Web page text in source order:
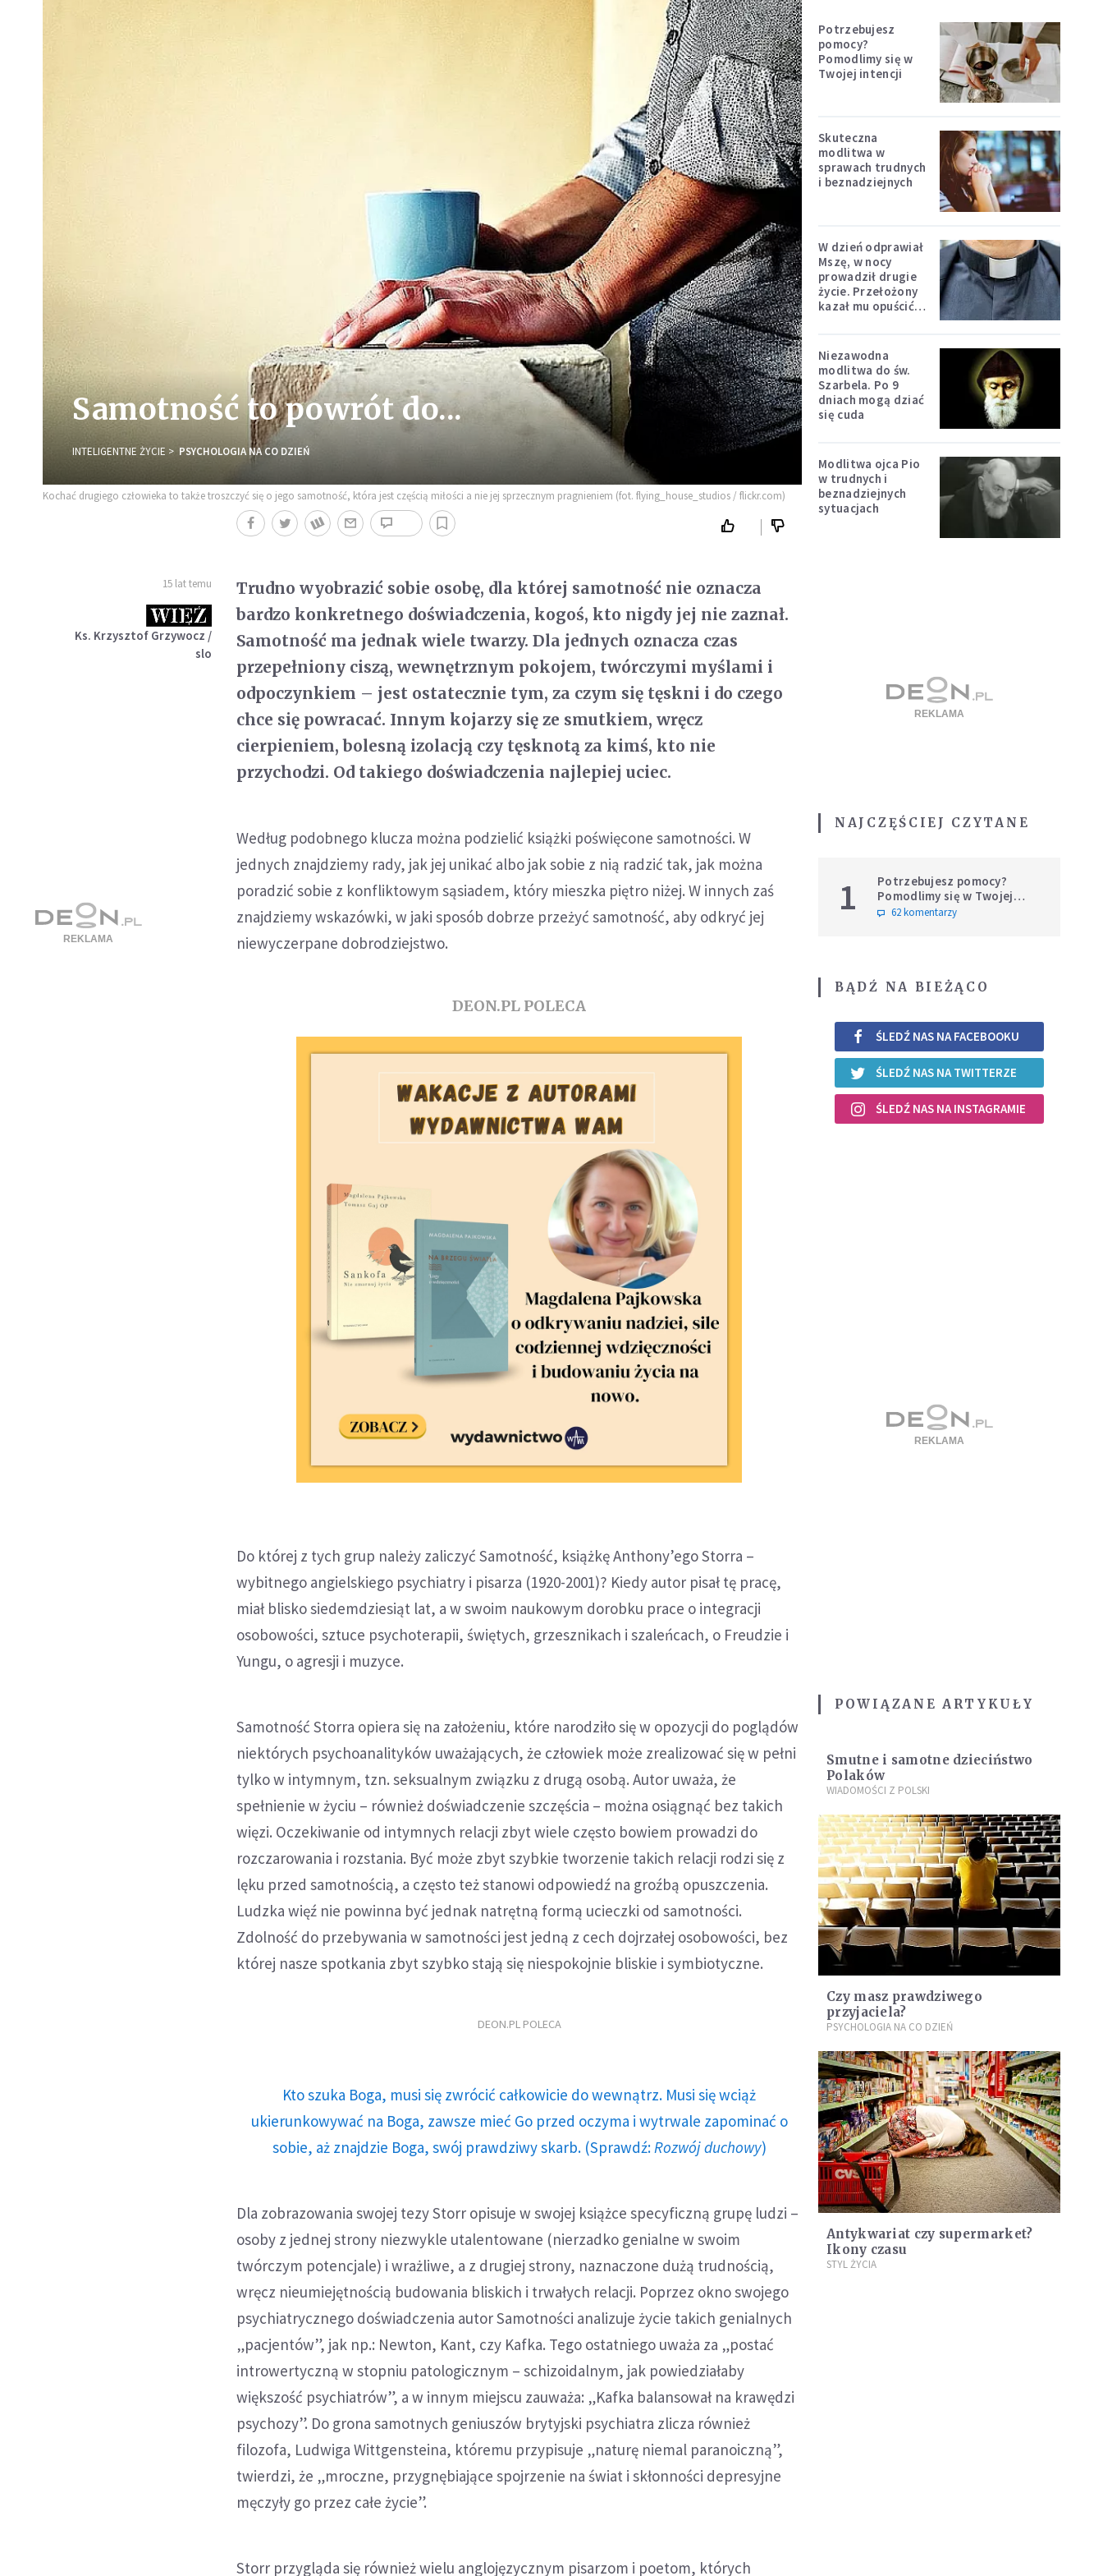
Samotność to powrót do...
INTELIGENTNE ŻYCIE PSYCHOLOGIA NA CO DZIEŃ
Kochać drugiego człowieka to także troszczyć się o jego samotność, która jest częścią miłości a nie jej sprzecznym pragnieniem (fot. flying_house_studios / flickr.com)
15 lat temu
Ks. Krzysztof Grzywocz /
slo
Trudno wyobrazić sobie osobę, dla której samotność nie oznacza
bardzo konkretnego doświadczenia, kogoś, kto nigdy jej nie zaznał.
Samotność ma jednak wiele twarzy. Dla jednych oznacza czas
przepełniony ciszą, wewnętrznym pokojem, twórczymi myślami i
odpoczynkiem – jest ostatecznie tym, za czym się tęskni i do czego
chce się powracać. Innym kojarzy się ze smutkiem, wręcz
cierpieniem, bolesną izolacją czy tęsknotą za kimś, kto nie
przychodzi. Od takiego doświadczenia najlepiej uciec.
Według podobnego klucza można podzielić książki poświęcone samotności. W
jednych znajdziemy rady, jak jej unikać albo jak sobie z nią radzić tak, jak można
poradzić sobie z konfliktowym sąsiadem, który mieszka piętro niżej. W innych zaś
znajdziemy wskazówki, w jaki sposób dobrze przeżyć samotność, aby odkryć jej
niewyczerpane dobrodziejstwo.
DEON.PL POLECA
Do której z tych grup należy zaliczyć Samotność, książkę Anthony’ego Storra –
wybitnego angielskiego psychiatry i pisarza (1920-2001)? Kiedy autor pisał tę pracę,
miał blisko siedemdziesiąt lat, a w swoim naukowym dorobku prace o integracji
osobowości, sztuce psychoterapii, świętych, grzesznikach i szaleńcach, o Freudzie i
Yungu, o agresji i muzyce.
Samotność Storra opiera się na założeniu, które narodziło się w opozycji do poglądów
niektórych psychoanalityków uważających, że człowiek może zrealizować się w pełni
tylko w intymnym, tzn. seksualnym związku z drugą osobą. Autor uważa, że
spełnienie w życiu – również doświadczenie szczęścia – można osiągnąć bez takich
więzi. Oczekiwanie od intymnych relacji zbyt wiele często bowiem prowadzi do
rozczarowania i rozstania. Być może zbyt szybkie tworzenie takich relacji rodzi się z
lęku przed samotnością, a często też stanowi odpowiedź na groźbą opuszczenia.
Ludzka więź nie powinna być jednak natrętną formą ucieczki od samotności.
Zdolność do przebywania w samotności jest jedną z cech dojrzałej osobowości, bez
której nasze spotkania zbyt szybko stają się niespokojnie bliskie i symbiotyczne.
DEON.PL POLECA
Kto szuka Boga, musi się zwrócić całkowicie do wewnątrz. Musi się wciąż
ukierunkowywać na Boga, zawsze mieć Go przed oczyma i wytrwale zapominać o
sobie, aż znajdzie Boga, swój prawdziwy skarb. (Sprawdź: Rozwój duchowy)
Dla zobrazowania swojej tezy Storr opisuje w swojej książce specyficzną grupę ludzi –
osoby z jednej strony niezwykle utalentowane (nierzadko genialne w swoim
twórczym potencjale) i wrażliwe, a z drugiej strony, naznaczone dużą trudnością,
wręcz nieumiejętnością budowania bliskich i trwałych relacji. Poprzez okno swojego
psychiatrycznego doświadczenia autor Samotności analizuje życie takich genialnych
„pacjentów”, jak np.: Newton, Kant, czy Kafka. Tego ostatniego uważa za „postać
introwertyczną w stopniu patologicznym – schizoidalnym, jak powiedziałaby
większość psychiatrów”, a w innym miejscu zauważa: „Kafka balansował na krawędzi
psychozy”. Do grona samotnych geniuszów brytyjski psychiatra zlicza również
filozofa, Ludwiga Wittgensteina, któremu przypisuje „naturę niemal paranoiczną”,
twierdzi, że „mroczne, przygnębiające spojrzenie na świat i skłonności depresyjne
męczyły go przez całe życie”.
Storr przygląda się również wielu anglojęzycznym pisarzom i poetom, których
Potrzebujesz
pomocy?
Pomodlimy się w
Twojej intencji
Skuteczna
modlitwa w
sprawach trudnych
i beznadziejnych
W dzień odprawiał
Mszę, w nocy
prowadził drugie
życie. Przełożony
kazał mu opuścić
Niezawodna
modlitwa do św.
Szarbela. Po 9
dniach mogą dziać
się cuda
Modlitwa ojca Pio
w trudnych i
beznadziejnych
sytuacjach
NAJCZĘŚCIEJ CZYTANE
1
Potrzebujesz pomocy?
Pomodlimy się w Twojej
intencji
62 komentarzy
BĄDŹ NA BIEŻĄCO
ŚLEDŹ NAS NA FACEBOOKU
ŚLEDŹ NAS NA TWITTERZE
ŚLEDŹ NAS NA INSTAGRAMIE
POWIĄZANE ARTYKUŁY
Smutne i samotne dzieciństwo
Polaków
WIADOMOŚCI Z POLSKI
Czy masz prawdziwego
przyjaciela?
PSYCHOLOGIA NA CO DZIEŃ
Antykwariat czy supermarket?
Ikony czasu
STYL ŻYCIA